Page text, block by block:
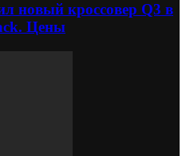
новый кроссовер Q3 в
Цены